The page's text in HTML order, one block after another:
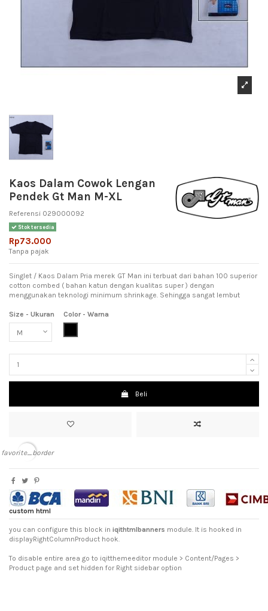
Kaos Dalam Cowok Lengan
Pendek Gt Man M-XL
Referensi 029000092
Stok tersedia
Rp73.000
Tanpa pajak
Singlet / Kaos Dalam Pria merek GT Man ini terbuat dari bahan 100 superior
cotton combed ( bahan katun dengan kualitas super ) dengan
menggunakan teknologi minimum shrinkage. Sehingga sangat lembut
Size - Ukuran
Color - Warna
Beli
favorite_border
custom html
you can configure this block in iqithtmlbanners module. It is hooked in
displayRightColumnProduct hook.
To disable entire area go to iqitthemeeditor module > Content/Pages >
Product page and set hidden for Right sidebar option